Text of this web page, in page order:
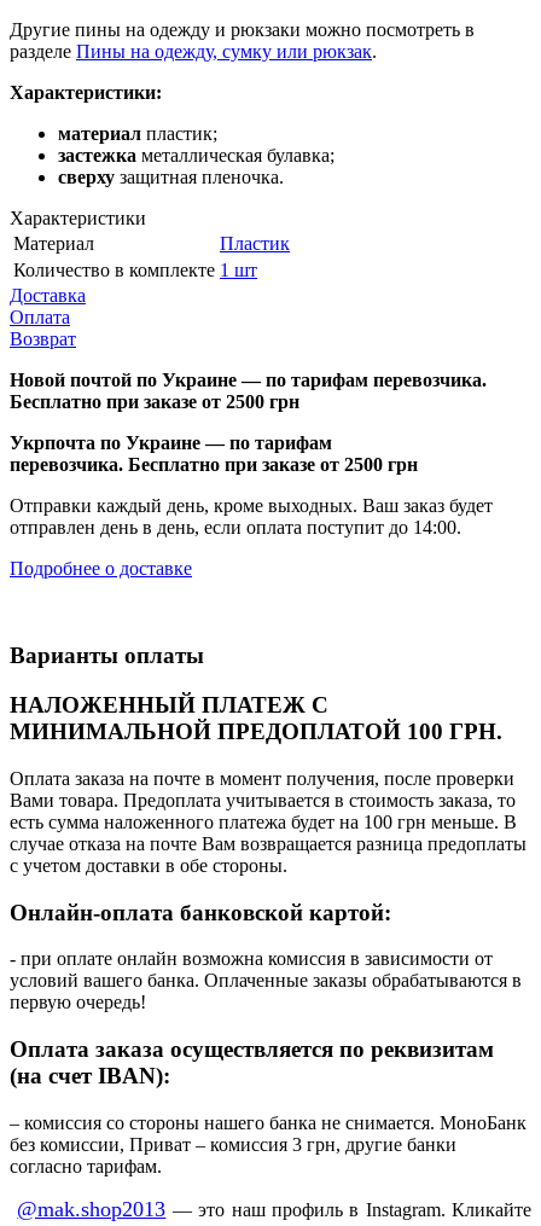
Другие пины на одежду и рюкзаки можно посмотреть в
разделе Пины на одежду, сумку или рюкзак.
Характеристики:
материал пластик;
застежка металлическая булавка;
сверху защитная пленочка.
Характеристики
Материал
Пластик
Количество в комплекте 1 шт
Доставка
Оплата
Возврат
Новой почтой по Украине — по тарифам перевозчика.
Бесплатно при заказе от 2500 грн
Укрпочта по Украине — по тарифам
перевозчика. Бесплатно при заказе от 2500 грн
Отправки каждый день, кроме выходных. Ваш заказ будет
отправлен день в день, если оплата поступит до 14:00.
Подробнее о доставке
Варианты оплаты
НАЛОЖЕННЫЙ ПЛАТЕЖ С
МИНИМАЛЬНОЙ ПРЕДОПЛАТОЙ 100 ГРН.
Оплата заказа на почте в момент получения, после проверки
Вами товара. Предоплата учитывается в стоимость заказа, то
есть сумма наложенного платежа будет на 100 грн меньше. В
случае отказа на почте Вам возвращается разница предоплаты
с учетом доставки в обе стороны.
Онлайн-оплата банковской картой:
- при оплате онлайн возможна комиссия в зависимости от
условий вашего банка. Оплаченные заказы обрабатываются в
первую очередь!
Оплата заказа осуществляется по реквизитам
(на счет IBAN):
– комиссия со стороны нашего банка не снимается. МоноБанк
без комиссии, Приват – комиссия 3 грн, другие банки
согласно тарифам.
@mak.shop2013 — это наш профиль в Instagram. Кликайте